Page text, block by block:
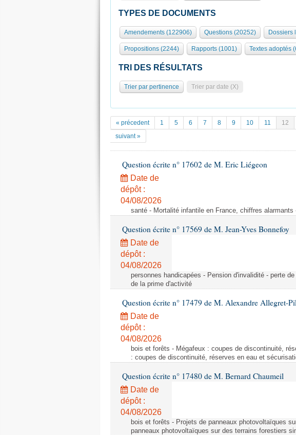
TYPES DE DOCUMENTS
Amendements (122906) Questions (20252) Dossiers
Propositions (2244) Rapports (1001) Textes adoptés
TRI DES RÉSULTATS
Trier par pertinence Trier par date (X)
« précedent 1 5 6 7 8 9 10 11 12
suivant »
Question écrite n° 17602 de M. Eric Liégeon
Date de
dépôt :
04/08/2026
santé - Mortalité infantile en France, chiffres
Question écrite n° 17569 de M. Jean-Yves Bonnefoy
Date de
dépôt :
04/08/2026
personnes handicapées - Pension d'invalidité - perte
de la prime d'activité
Question écrite n° 17479 de M. Alexandre Allegret-
Date de
dépôt :
04/08/2026
bois et forêts - Mégafeux : coupes de discontinuité,
: coupes de discontinuité, réserves en eau et
Question écrite n° 17480 de M. Bernard Chaumeil
Date de
dépôt :
04/08/2026
bois et forêts - Projets de panneaux photovoltaïques
panneaux photovoltaïques sur des terrains forestiers